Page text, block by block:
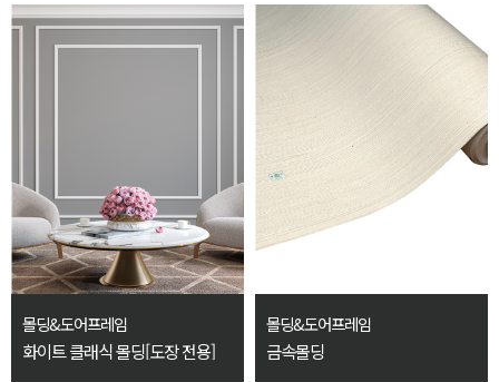
몰딩&도어프레임
화이트 클래식 몰딩[도장 전용]
몰딩&도어프레임
금속몰딩